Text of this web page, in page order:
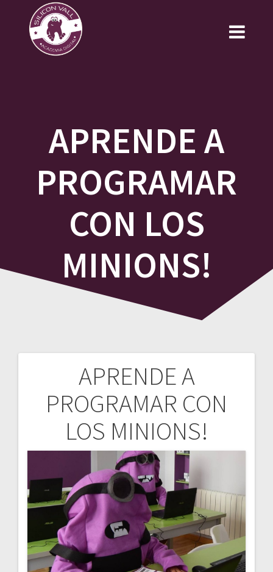
APRENDE A
PROGRAMAR
CON LOS
MINIONS!
APRENDE A
PROGRAMAR CON
LOS MINIONS!
Navegación
entradas